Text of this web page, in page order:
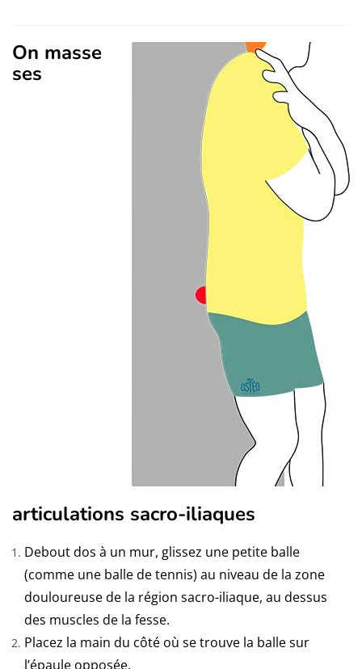
On masse
ses
articulations sacro-iliaques
Debout dos à un mur, glissez une petite balle
(comme une balle de tennis) au niveau de la zone
douloureuse de la région sacro-iliaque, au dessus
des muscles de la fesse.
Placez la main du côté où se trouve la balle sur
l’épaule opposée.